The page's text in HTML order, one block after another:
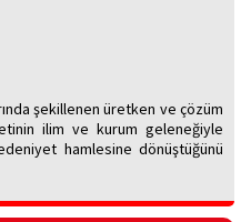
şekillenen üretken ve çözüm
ilim ve kurum geleneğiyle
hamlesine dönüştüğünü